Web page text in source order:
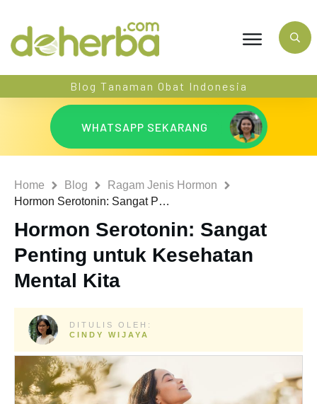
Blog Tanaman Obat Indonesia
WHATSAPP SEKARANG
Home Blog
Ragam Jenis Hormon
Hormon Serotonin: Sangat Penting untuk Kesehatan Mental Kita
Hormon Serotonin: Sangat
Penting untuk Kesehatan
Mental Kita
DITULIS OLEH:
CINDY WIJAYA